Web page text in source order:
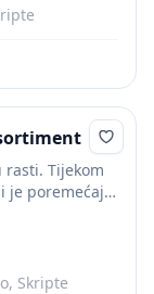
Tijekom
je poremećaj
Skripte